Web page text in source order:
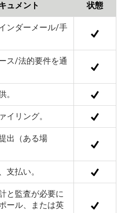
ュメント 状態
ンダーメール/手
ス/法的要件を通
。
イリング。
出（ある場
支払い。
と監査が必要に
ール、または英